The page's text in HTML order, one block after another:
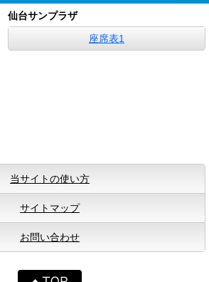
仙台サンプラザ
座席表1
当サイトの使い方
サイトマップ
お問い合わせ